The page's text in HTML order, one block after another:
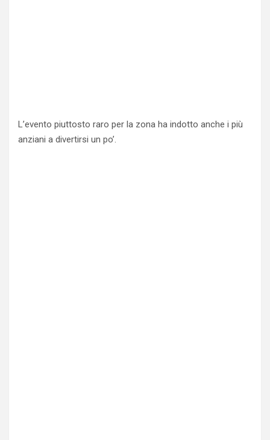
L’evento piuttosto raro per la zona ha indotto anche i più
anziani a divertirsi un po’.